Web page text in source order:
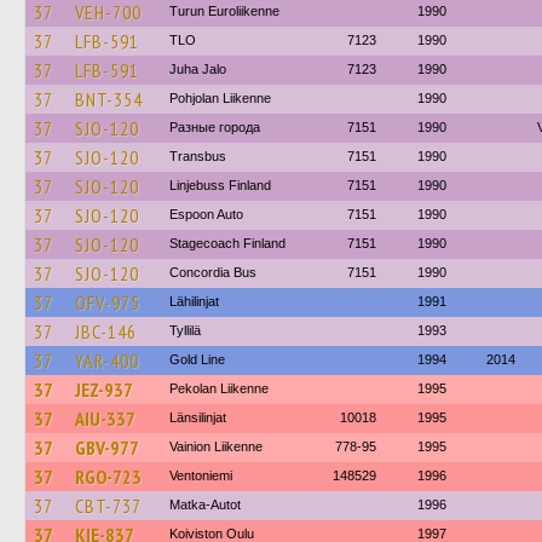
37 VEH-700 Turun Euroliikenne 1990
37 LFB-591 TLO 7123 1990
37 LFB-591 Juha Jalo 7123 1990
37 BNT-354 Pohjolan Liikenne 1990
37 SJO-120 Разные города 7151 1990
37 SJO-120 Transbus 7151 1990
37 SJO-120 Linjebuss Finland 7151 1990
37 SJO-120 Espoon Auto 7151 1990
37 SJO-120 Stagecoach Finland 7151 1990
37 SJO-120 Concordia Bus 7151 1990
37 OFV-975 Lähilinjat 1991
37 JBC-146 Tyllilä 1993
37 YAR-400 Gold Line 1994 2014
37 JEZ-937 Pekolan Liikenne 1995
37 AIU-337 Länsilinjat 10018 1995
37 GBV-977 Vainion Liikenne 778-95 1995
37 RGO-723 Ventoniemi 148529 1996
37 CBT-737 Matka-Autot 1996
37 KIE-837 Koiviston Oulu 1997